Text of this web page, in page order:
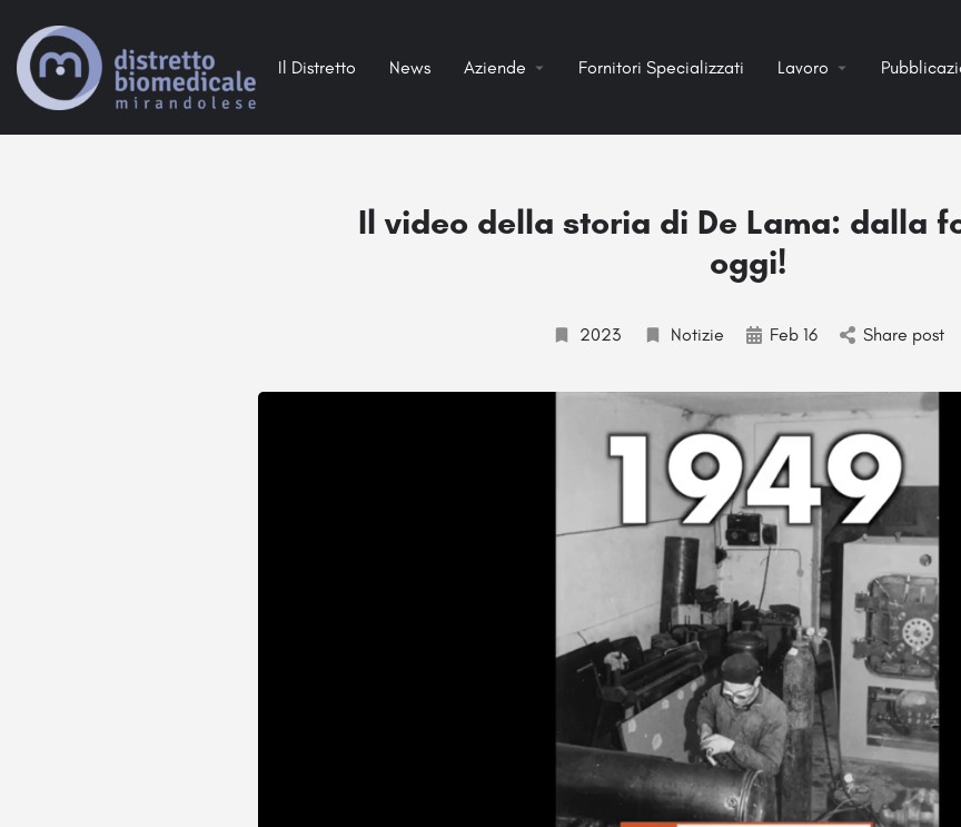
Il Distretto News Aziende Fornitori Specializzati Lavoro
Il video della storia di De Lama: dalla
oggi!
2023 Notizie Feb 16 Share post